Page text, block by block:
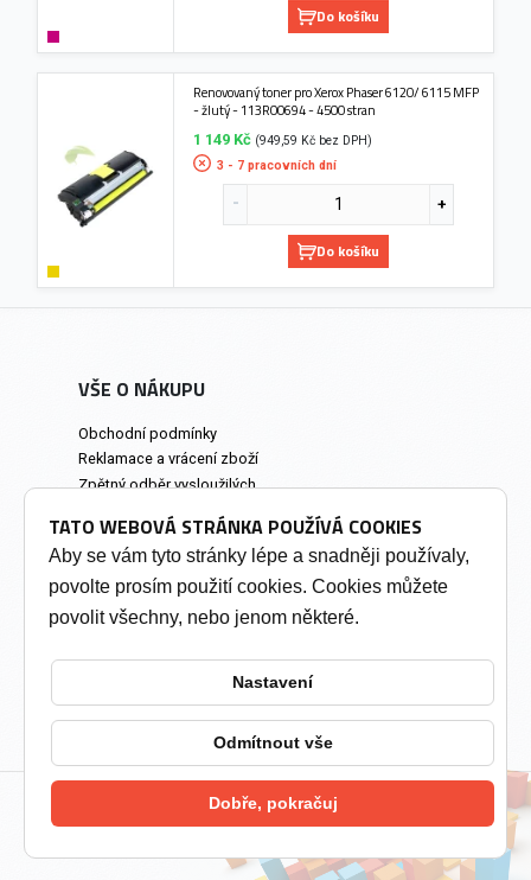
Do košíku
Renovovaný toner pro Xerox Phaser 6120/ 6115 MFP
- žlutý - 113R00694 - 4500 stran
1 149 Kč (949,59 Kč bez DPH)
3 - 7 pracovních dní
Do košíku
VŠE O NÁKUPU
Obchodní podmínky
Reklamace a vrácení zboží
Zpětný odběr vysloužilých
Prodejna a osobní odběr
INFORMACE
Změnit nastavení cookies
2026 © Tonery Olomouc - Tonery do tiskáren
TATO WEBOVÁ STRÁNKA POUŽÍVÁ COOKIES
Aby se vám tyto stránky lépe a snadněji používaly,
povolte prosím použití cookies. Cookies můžete
povolit všechny, nebo jenom některé.
Nastavení
Odmítnout vše
Dobře, pokračuj